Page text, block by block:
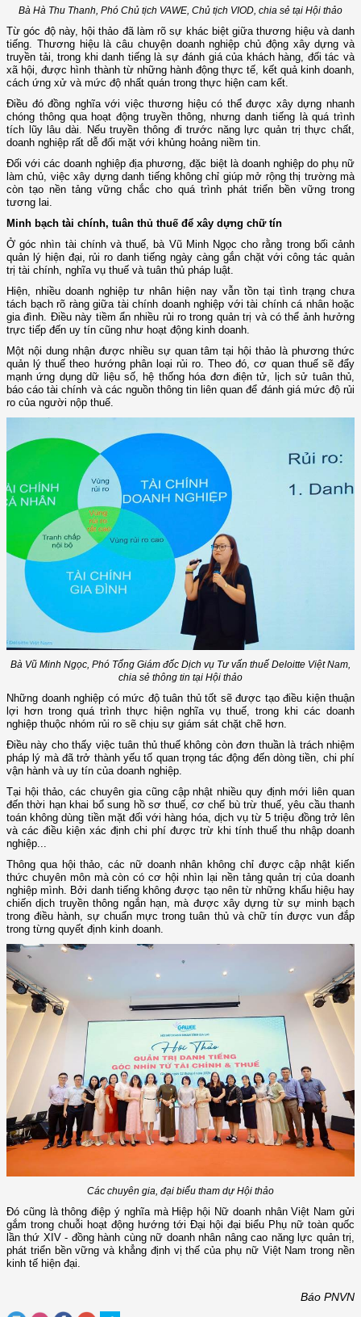
Bà Hà Thu Thanh, Phó Chủ tịch VAWE, Chủ tịch VIOD, chia sẻ tại Hội thảo
Từ góc độ này, hội thảo đã làm rõ sự khác biệt giữa thương hiệu và danh
tiếng. Thương hiệu là câu chuyện doanh nghiệp chủ động xây dựng và
truyền tải, trong khi danh tiếng là sự đánh giá của khách hàng, đối tác và
xã hội, được hình thành từ những hành động thực tế, kết quả kinh doanh,
cách ứng xử và mức độ nhất quán trong thực hiện cam kết.
Điều đó đồng nghĩa với việc thương hiệu có thể được xây dựng nhanh
chóng thông qua hoạt động truyền thông, nhưng danh tiếng là quá trình
tích lũy lâu dài. Nếu truyền thông đi trước năng lực quản trị thực chất,
doanh nghiệp rất dễ đối mặt với khủng hoảng niềm tin.
Đối với các doanh nghiệp địa phương, đặc biệt là doanh nghiệp do phụ nữ
làm chủ, việc xây dựng danh tiếng không chỉ giúp mở rộng thị trường mà
còn tạo nền tảng vững chắc cho quá trình phát triển bền vững trong
tương lai.
Minh bạch tài chính, tuân thủ thuế để xây dựng chữ tín
Ở góc nhìn tài chính và thuế, bà Vũ Minh Ngọc cho rằng trong bối cảnh
quản lý hiện đại, rủi ro danh tiếng ngày càng gắn chặt với công tác quản
trị tài chính, nghĩa vụ thuế và tuân thủ pháp luật.
Hiện, nhiều doanh nghiệp tư nhân hiện nay vẫn tồn tại tình trạng chưa
tách bạch rõ ràng giữa tài chính doanh nghiệp với tài chính cá nhân hoặc
gia đình. Điều này tiềm ẩn nhiều rủi ro trong quản trị và có thể ảnh hưởng
trực tiếp đến uy tín cũng như hoạt động kinh doanh.
Một nội dung nhận được nhiều sự quan tâm tại hội thảo là phương thức
quản lý thuế theo hướng phân loại rủi ro. Theo đó, cơ quan thuế sẽ đẩy
mạnh ứng dụng dữ liệu số, hệ thống hóa đơn điện tử, lịch sử tuân thủ,
báo cáo tài chính và các nguồn thông tin liên quan để đánh giá mức độ rủi
ro của người nộp thuế.
Bà Vũ Minh Ngọc, Phó Tổng Giám đốc Dịch vụ Tư vấn thuế Deloitte Việt Nam,
chia sẻ thông tin tại Hội thảo
Những doanh nghiệp có mức độ tuân thủ tốt sẽ được tạo điều kiện thuận
lợi hơn trong quá trình thực hiện nghĩa vụ thuế, trong khi các doanh
nghiệp thuộc nhóm rủi ro sẽ chịu sự giám sát chặt chẽ hơn.
Điều này cho thấy việc tuân thủ thuế không còn đơn thuần là trách nhiệm
pháp lý mà đã trở thành yếu tố quan trọng tác động đến dòng tiền, chi phí
vận hành và uy tín của doanh nghiệp.
Tại hội thảo, các chuyên gia cũng cập nhật nhiều quy định mới liên quan
đến thời hạn khai bổ sung hồ sơ thuế, cơ chế bù trừ thuế, yêu cầu thanh
toán không dùng tiền mặt đối với hàng hóa, dịch vụ từ 5 triệu đồng trở lên
và các điều kiện xác định chi phí được trừ khi tính thuế thu nhập doanh
nghiệp...
Thông qua hội thảo, các nữ doanh nhân không chỉ được cập nhật kiến
thức chuyên môn mà còn có cơ hội nhìn lại nền tảng quản trị của doanh
nghiệp mình. Bởi danh tiếng không được tạo nên từ những khẩu hiệu hay
chiến dịch truyền thông ngắn hạn, mà được xây dựng từ sự minh bạch
trong điều hành, sự chuẩn mực trong tuân thủ và chữ tín được vun đắp
trong từng quyết định kinh doanh.
Các chuyên gia, đại biểu tham dự Hội thảo
Đó cũng là thông điệp ý nghĩa mà Hiệp hội Nữ doanh nhân Việt Nam gửi
gắm trong chuỗi hoạt động hướng tới Đại hội đại biểu Phụ nữ toàn quốc
lần thứ XIV - đồng hành cùng nữ doanh nhân nâng cao năng lực quản trị,
phát triển bền vững và khẳng định vị thế của phụ nữ Việt Nam trong nền
kinh tế hiện đại.
Báo PNVN